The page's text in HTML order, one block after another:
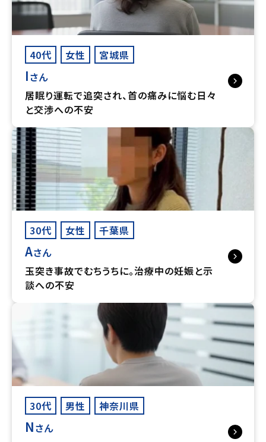
40代 女性 宮城県
Iさん
居眠り運転で追突され、首の痛みに悩む日々
と交渉への不安
30代 女性 千葉県
Aさん
玉突き事故でむちうちに。治療中の妊娠と示
談への不安
30代 男性 神奈川県
Nさん